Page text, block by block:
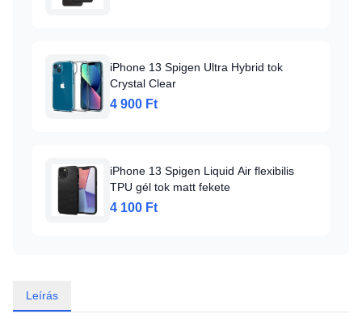
iPhone 13 Spigen Ultra Hybrid tok
Crystal Clear
4 900 Ft
iPhone 13 Spigen Liquid Air flexibilis
TPU gél tok matt fekete
4 100 Ft
Leírás